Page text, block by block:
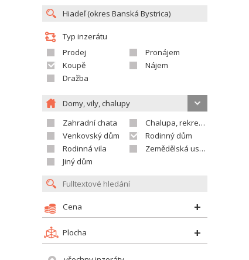
Typ inzerátu
Prodej
Pronájem
Koupě
Nájem
Dražba
Domy, vily, chalupy
Zahradní chata
Chalupa, rekreační domek
Venkovský dům
Rodinný dům
Rodinná vila
Zemědělská usedlost
Jiný dům
Cena
Plocha